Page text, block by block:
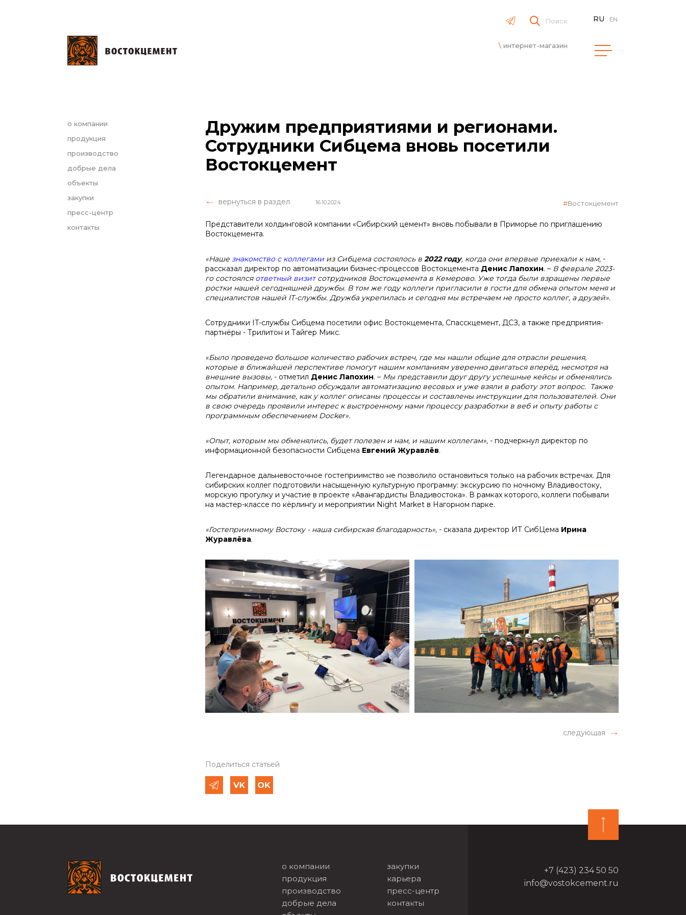
Поиск
интернет-магазин
RU EN
о компании
продукция
производство
добрые дела
объекты
закупки
пресс-центр
контакты
Дружим предприятиями и регионами.
Сотрудники Сибцема вновь посетили
Востокцемент
вернуться в раздел 16.10.2024 Востокцемент
Представители холдинговой компании «Сибирский цемент» вновь побывали в Приморье по приглашению
Востокцемента.
«Наше знакомство с коллегами из Сибцема состоялось в 2022 году, когда они впервые приехали к нам, -
рассказал директор по автоматизации бизнес-процессов Востокцемента Денис Лапохин. – В феврале 2023-
го состоялся ответный визитсотрудников Востокцемента в Кемерово. Уже тогда были взращены первые
ростки нашей сегодняшней дружбы. В том же году коллеги пригласили в гости для обмена опытом меня и
специалистов нашей IT-службы. Дружба укрепилась и сегодня мы встречаем не просто коллег, а друзей».
Сотрудники IT-службы Сибцема посетили офис Востокцемента, Спасскцемент, ДСЗ, а также предприятия-
партнёры - Трилитон и Тайгер Микс.
«Было проведено большое количество рабочих встреч, где мы нашли общие для отрасли решения,
которые в ближайшей перспективе помогут нашим компаниям уверенно двигаться вперёд, несмотря на
внешние вызовы, - отметил Денис Лапохин. – Мы представили друг другу успешные кейсы и обменялись
опытом. Например, детально обсуждали автоматизацию весовых и уже взяли в работу этот вопрос. Также
мы обратили внимание, как у коллег описаны процессы и составлены инструкции для пользователей. Они
в свою очередь проявили интерес к выстроенному нами процессу разработки в веб и опыту работы с
программным обеспечением Docker».
«Опыт, которым мы обменялись, будет полезен и нам, и нашим коллегам», - подчеркнул директор по
информационной безопасности Сибцема Евгений Журавлёв.
Легендарное дальневосточное гостеприимство не позволило остановиться только на рабочих встречах. Для
сибирских коллег подготовили насыщенную культурную программу: экскурсию по ночному Владивостоку,
морскую прогулку и участие в проекте «Авангардисты Владивостока». В рамках которого, коллеги побывали
на мастер-классе по кёрлингу и мероприятии Night Market в Нагорном парке.
«Гостеприимному Востоку - наша сибирская благодарность», - сказала директор ИТ СибЦема Ирина
Журавлёва.
следующая
Поделиться статьей
о компании
продукция
производство
добрые дела
закупки
карьера
пресс-центр
контакты
+7 (423) 234 50 50
info@vostokcement.ru